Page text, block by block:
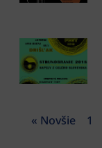
« Novšie 1